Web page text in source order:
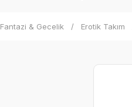
Fantazi & Gecelik Erotik Takım